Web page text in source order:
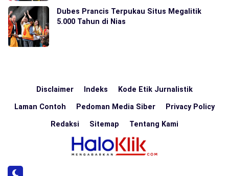
Dubes Prancis Terpukau Situs Megalitik
5.000 Tahun di Nias
Disclaimer Indeks Kode Etik Jurnalistik
Laman Contoh Pedoman Media Siber Privacy Policy
Redaksi Sitemap Tentang Kami